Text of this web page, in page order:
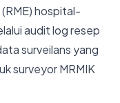
hospital-
audit log resep
surveilans yang
surveyor MRMIK